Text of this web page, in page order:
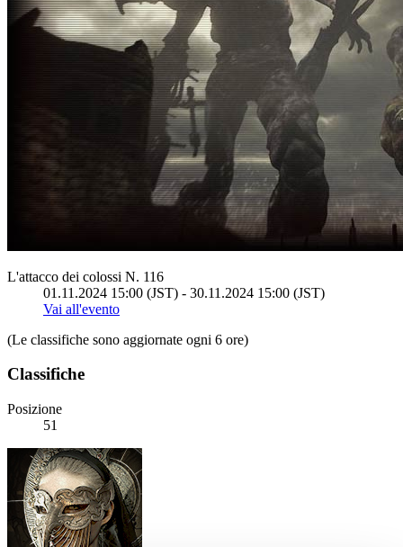
L'attacco dei colossi N. 116
01.11.2024 15:00 (JST) - 30.11.2024 15:00 (JST)
Vai all'evento
(Le classifiche sono aggiornate ogni 6 ore)
Classifiche
Posizione
51